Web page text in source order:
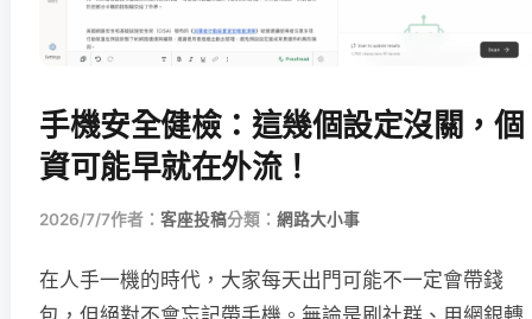
手機安全健檢：這幾個設定沒關，個
資可能早就在外流！
2026/7/7作者： 客座投稿分類： 網路大小事
在人手一機的時代，大家每天出門可能不一定會帶錢